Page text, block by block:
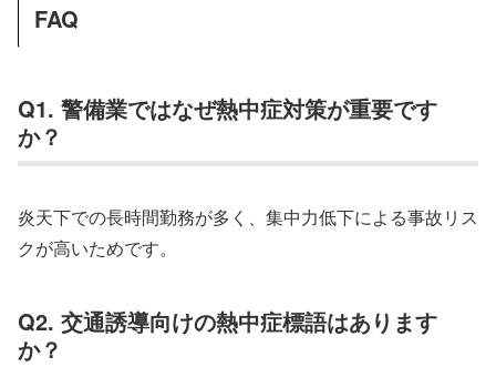
FAQ
Q1. 警備業ではなぜ熱中症対策が重要です
か？
炎天下での長時間勤務が多く、集中力低下による事故リス
クが高いためです。
Q2. 交通誘導向けの熱中症標語はあります
か？